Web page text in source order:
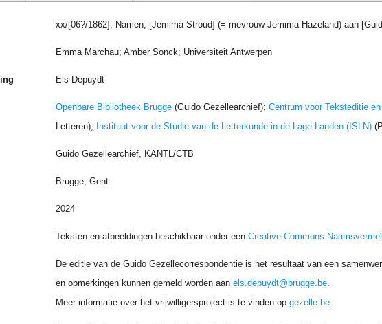
xx/[06?/1862], Namen, [Jemima Stroud] (= mevrouw Jemima Hazeland) aan
Emma Marchau; Amber Sonck; Universiteit Antwerpen
Els Depuydt
Openbare Bibliotheek Brugge (Guido Gezellearchief);Centrum voor Teksteditie
Letteren); Instituut voor de Studie van de Letterkunde in de Lage Landen (ISLN)
Guido Gezellearchief, KANTL/CTB
Brugge, Gent
2024
Teksten en afbeeldingen beschikbaar onder eenCreative Commons
De editie van de Guido Gezellecorrespondentie is het resultaat van een
en opmerkingen kunnen gemeld worden aanels.depuydt@brugge.be.
Meer informatie over het vrijwilligersproject is te vinden opgezelle.be.